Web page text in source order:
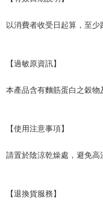
以消費者收受日起算，至
【過敏原資訊】
本產品含有麵筋蛋白之穀
【使用注意事項】
請置於陰涼乾燥處，避免高
【退換貨服務】